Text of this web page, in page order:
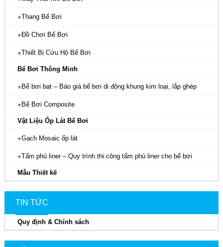
Thang Bể Bơi
Đồ Chơi Bể Bơi
Thiết Bị Cứu Hộ Bể Bơi
Bể Bơi Thông Minh
Bể bơi bạt – Báo giá bể bơi di động khung kim loại, lắp ghép
Bể Bơi Composite
Vật Liệu Ốp Lát Bể Bơi
Gạch Mosaic ốp lát
Tấm phủ liner – Quy trình thi công tấm phủ liner cho bể bơi
Mẫu Thiết kế
TIN TỨC
Quy định & Chính sách